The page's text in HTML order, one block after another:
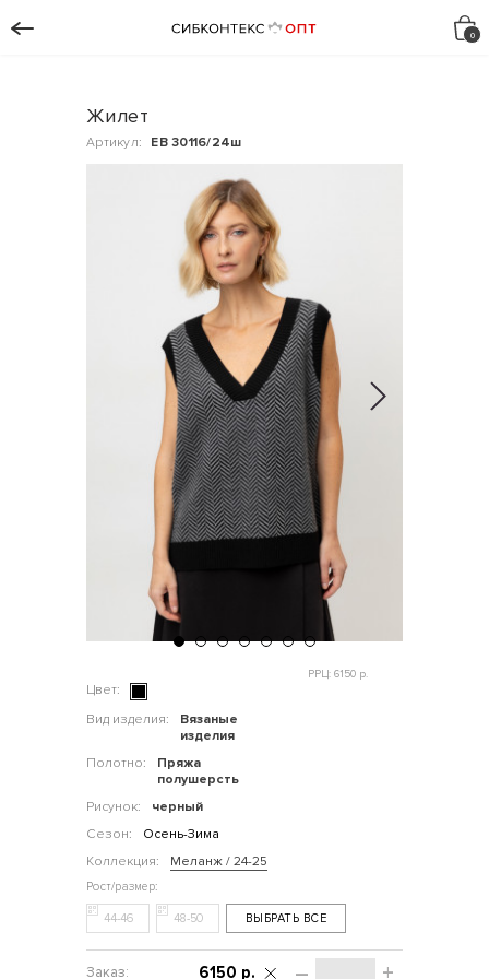
Жилет
Артикул: ЕВ 30116/24ш
Цвет:
Вид изделия:
Вязаные
изделия
Полотно:
Пряжа
полушерсть
Рисунок:
черный
Сезон:
Осень-Зима
Коллекция:
Меланж / 24-25
РРЦ: 6150 р.
44-46 48-50 ВЫБРАТЬ ВСЕ
6150 р.